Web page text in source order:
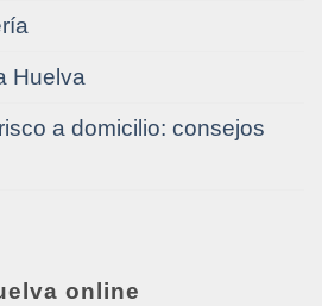
Huelva
a domicilio: consejos
online